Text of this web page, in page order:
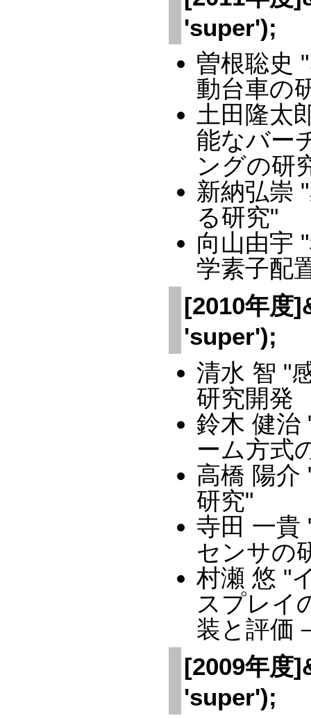
'super');
曽根聡史
動台車の
土田隆太
能なバー
ングの研
新納弘崇
る研究"
向山由宇
学素子配
[2010年度
'super');
清水 智 "
研究開発
鈴木 健治
ーム方式
高橋 陽介
研究"
寺田 一貴
センサの
村瀬 悠 "
スプレイ
装と評価
[2009年度
'super');